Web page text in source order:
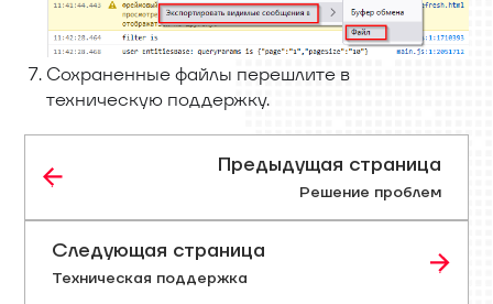
Сохраненные файлы перешлите в
техническую поддержку.
Предыдущая страница
Решение проблем
Следующая страница
Техническая поддержка